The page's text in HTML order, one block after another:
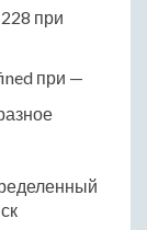
при
при —